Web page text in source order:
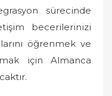
sürecinde
becerilerinizi
öğrenmek ve
için Almanca